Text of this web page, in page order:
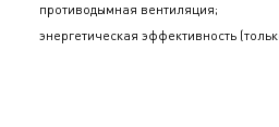
противодымная вентиляция;
энергетическая эффективность